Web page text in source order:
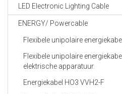
LED Electronic Lighting Cable
ENERGY/ Powercable
Flexibele unipolaire
Flexibele unipolaire
elektrische apparatuur.
Energiekabel HO3 VVH2-F